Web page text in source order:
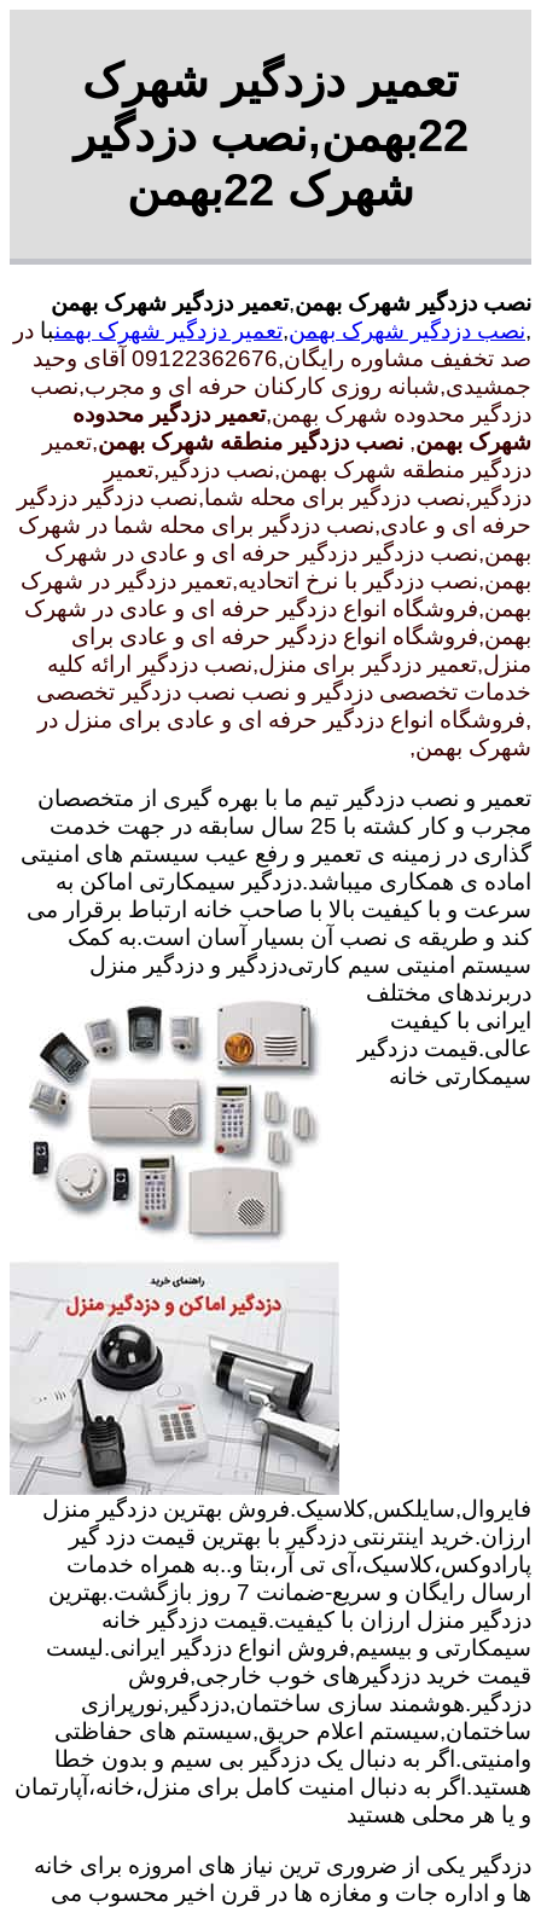
تعمیر دزدگیر شهرک
22بهمن,نصب دزدگیر
شهرک 22بهمن
نصب دزدگیر شهرک بهمن,تعمیر دزدگیر شهرک بهمن
,نصب دزدگیر شهرک بهمن,تعمیر دزدگیر شهرک بهمنبا در
صد تخفیف مشاوره رایگان,09122362676 آقای وحید
جمشیدی,شبانه روزی کارکنان حرفه ای و مجرب,نصب
دزدگیر محدوده شهرک بهمن,تعمیر دزدگیر محدوده
شهرک بهمن, نصب دزدگیر منطقه شهرک بهمن,تعمیر
دزدگیر منطقه شهرک بهمن,نصب دزدگیر,تعمیر
دزدگیر,نصب دزدگیر برای محله شما,نصب دزدگیر دزدگیر
حرفه ای و عادی,نصب دزدگیر برای محله شما در شهرک
بهمن,نصب دزدگیر دزدگیر حرفه ای و عادی در شهرک
بهمن,نصب دزدگیر با نرخ اتحادیه,تعمیر دزدگیر در شهرک
بهمن,فروشگاه انواع دزدگیر حرفه ای و عادی در شهرک
بهمن,فروشگاه انواع دزدگیر حرفه ای و عادی برای
منزل,تعمیر دزدگیر برای منزل,نصب دزدگیر ارائه کلیه
خدمات تخصصی دزدگیر و نصب نصب دزدگیر تخصصی
,فروشگاه انواع دزدگیر حرفه ای و عادی برای منزل در
شهرک بهمن,
تعمیر و نصب دزدگیر تیم ما با بهره گیری از متخصصان
مجرب و کار کشته با 25 سال سابقه در جهت خدمت
گذاری در زمینه ی تعمیر و رفع عیب سیستم های امنیتی
اماده ی همکاری میباشد.دزدگیر سیمکارتی اماکن به
سرعت و با کیفیت بالا با صاحب خانه ارتباط برقرار می
کند و طریقه ی نصب آن بسیار آسان است.به کمک
سیستم امنیتی سیم کارتیدزدگیر و دزدگیر منزل
دربرندهای مختلف
ایرانی با کیفیت
عالی.قیمت دزدگیر
سیمکارتی خانه
فایروال,سایلکس,کلاسیک.فروش بهترین دزدگیر منزل
ارزان.خرید اینترنتی دزدگیر با بهترین قیمت دزد گیر
پارادوکس،کلاسیک،آی تی آر،بتا و..به همراه خدمات
ارسال رایگان و سریع-ضمانت 7 روز بازگشت.بهترین
دزدگیر منزل ارزان با کیفیت.قیمت دزدگیر خانه
سیمکارتی و بیسیم,فروش انواع دزدگیر ایرانی.لیست
قیمت خرید دزدگیرهای خوب خارجی,فروش
دزدگیر.هوشمند سازی ساختمان,دزدگیر,نورپرازی
ساختمان,سیستم اعلام حریق,سیستم های حفاظتی
وامنیتی.اگر به دنبال یک دزدگیر بی سیم و بدون خطا
هستید.اگر به دنبال امنیت کامل برای منزل،خانه،آپارتمان
و یا هر محلی هستید
دزدگیر یکی از ضروری ترین نیاز های امروزه برای خانه
ها و اداره جات و مغازه ها در قرن اخیر محسوب می